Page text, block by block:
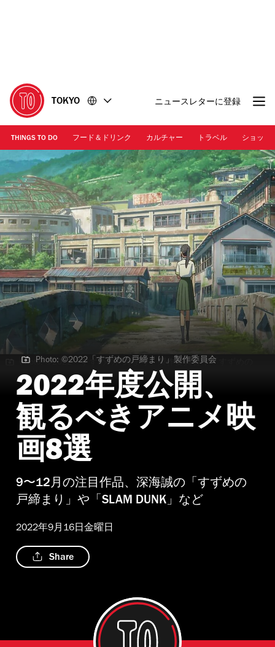
に
移
動
移
動
TOKYO ニュースレターに登録
THINGS TO DO フード＆ドリンク カルチャー トラベル ショッピ
Photo: ©2022「すずめの戸締まり」製作委員会 | 「すずめの
戸締まり」
Photo: ©2022「すずめの戸締まり」製作委員会
2022年度公開、
観るべきアニメ映
画8選
9〜12月の注目作品、深海誠の「すずめの
戸締まり」や「SLAM DUNK」など
2022年9月16日金曜日
Share